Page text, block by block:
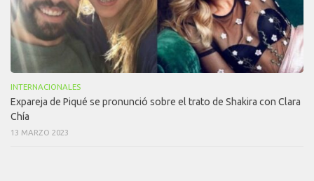
INTERNACIONALES
Expareja de Piqué se pronunció sobre el trato de Shakira con Clara
Chía
13 MARZO 2023